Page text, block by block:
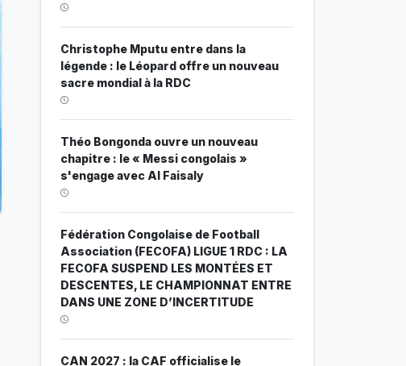
Christophe Mputu entre dans la
légende : le Léopard offre un nouveau
sacre mondial à la RDC
Théo Bongonda ouvre un nouveau
chapitre : le « Messi congolais »
s'engage avec Al Faisaly
Fédération Congolaise de Football
Association (FECOFA) LIGUE 1 RDC : LA
FECOFA SUSPEND LES MONTÉES ET
DESCENTES, LE CHAMPIONNAT ENTRE
DANS UNE ZONE D’INCERTITUDE
CAN 2027 : la CAF officialise le